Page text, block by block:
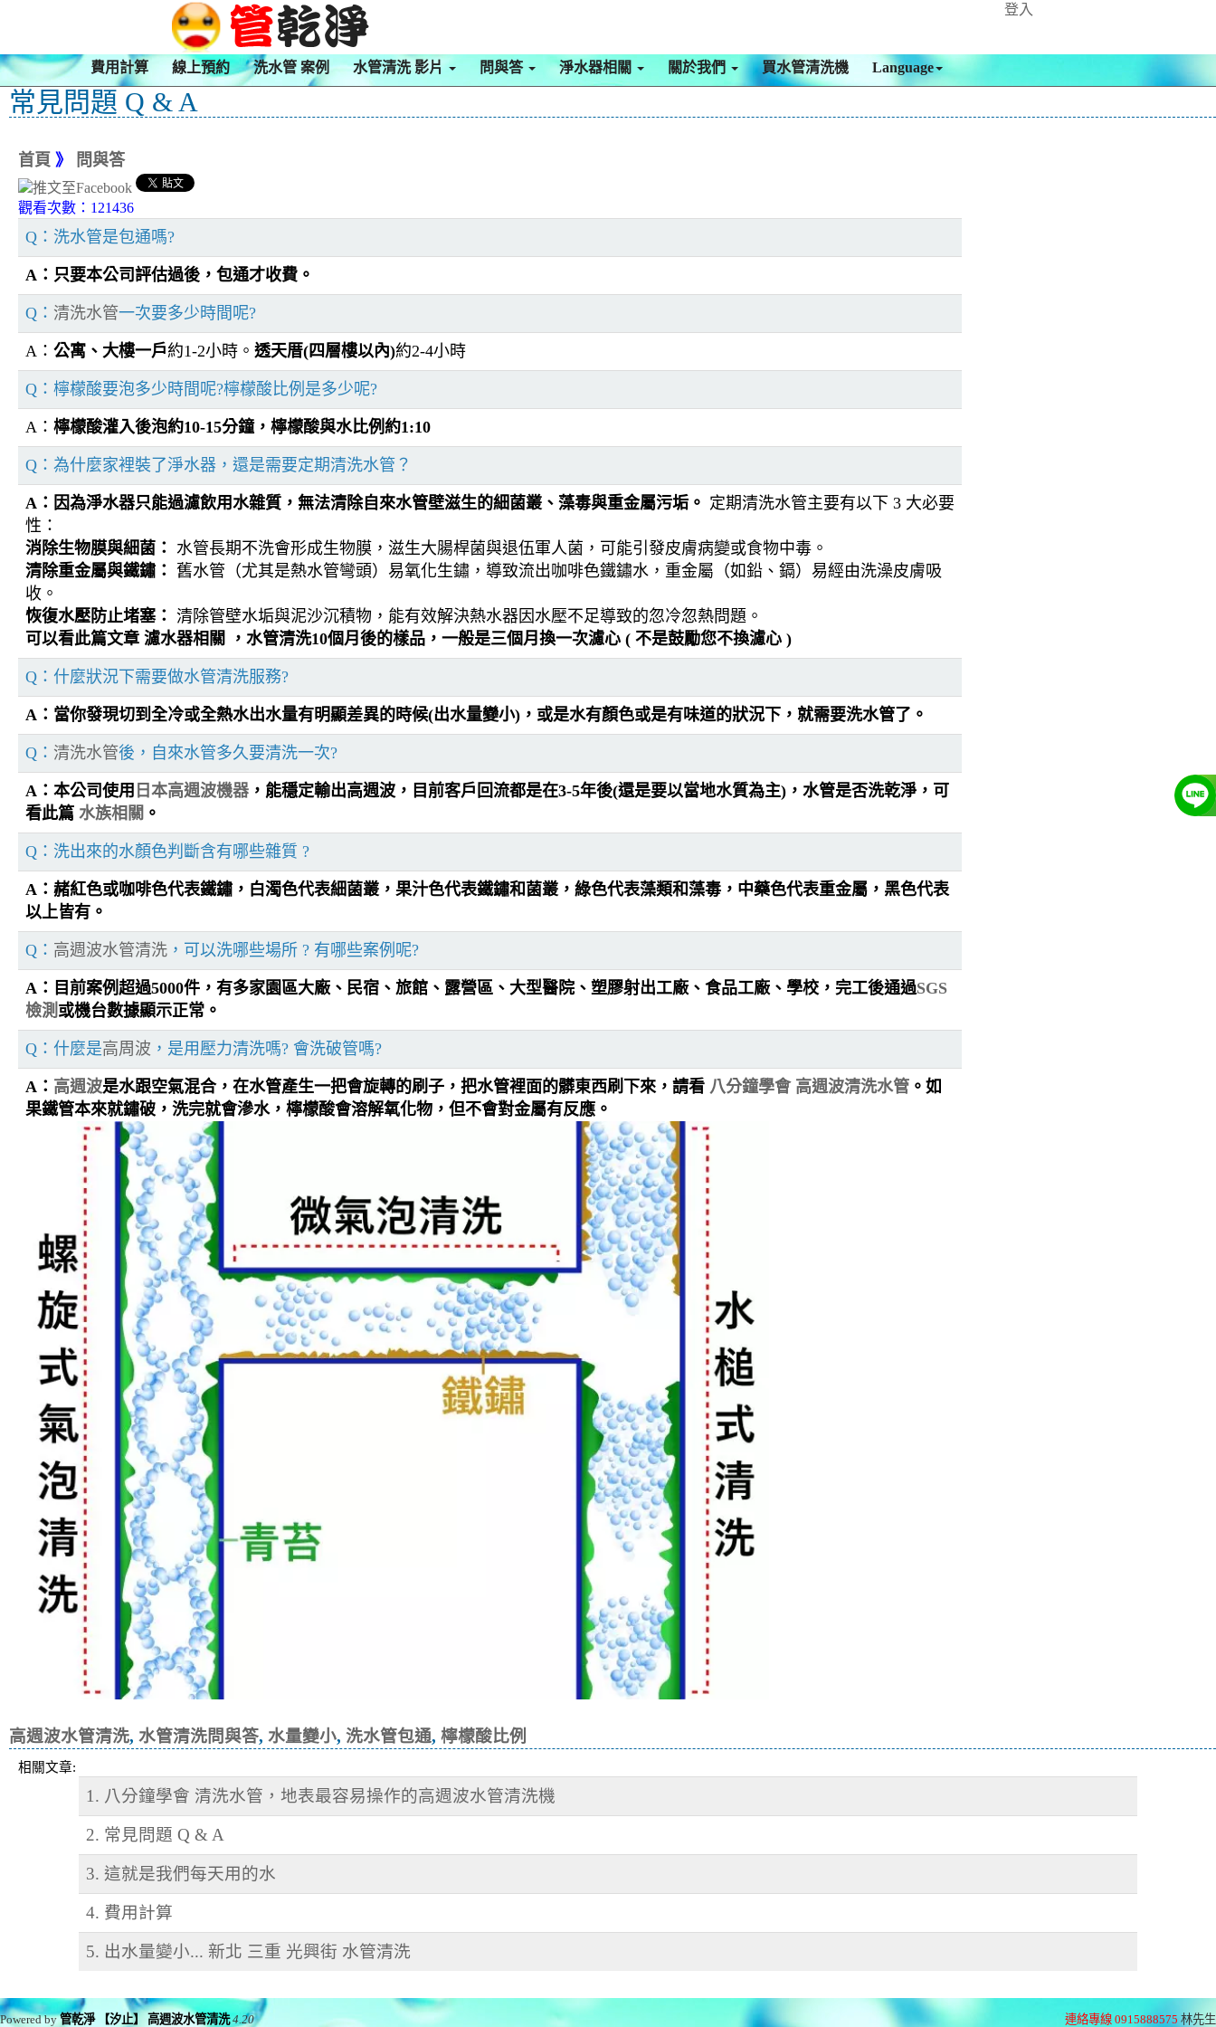
登入
費用計算 線上預約 洗水管 案例 水管清洗 影片 問與答 淨水器相關 關於我們 買水管清洗機 Language
常見問題 Q & A
首頁 》 問與答
觀看次數：121436
Q：洗水管是包通嗎?
A：只要本公司評估過後，包通才收費。
Q： 清洗水管一次要多少時間呢?
A： 公寓、大樓一戶約1-2小時。 透天厝(四層樓以內)約2-4小時
Q：檸檬酸要泡多少時間呢?檸檬酸比例是多少呢?
A： 檸檬酸灌入後泡約10-15分鐘，檸檬酸與水比例約1:10
Q：為什麼家裡裝了淨水器，還是需要定期清洗水管？
A： 因為淨水器只能過濾飲用水雜質，無法清除自來水管壁滋生的細菌叢、藻毒與重金屬污垢。 定期清洗水管主要有以下 3 大必要
性：
消除生物膜與細菌：
水管長期不洗會形成生物膜，滋生大腸桿菌與退伍軍人菌，可能引發皮膚病變或食物中毒。
清除重金屬與鐵鏽：
舊水管（尤其是熱水管彎頭）易氧化生鏽，導致流出咖啡色鐵鏽水，重金屬（如鉛、鎘）易經由洗澡皮膚吸
收。
恢復水壓防止堵塞： 清除管壁水垢與泥沙沉積物，能有效解決熱水器因水壓不足導致的忽冷忽熱問題。
可以看此篇文章 濾水器相關 ，水管清洗10個月後的樣品，一般是三個月換一次濾心 ( 不是鼓勵您不換濾心 )
Q：什麼狀況下需要做水管清洗服務?
A：當你發現切到全冷或全熱水出水量有明顯差異的時候(出水量變小)，或是水有顏色或是有味道的狀況下，就需要洗水管了。
Q： 清洗水管後，自來水管多久要清洗一次?
A：本公司使用 日本高週波機器 ，能穩定輸出高週波，目前客戶回流都是在3-5年後(還是要以當地水質為主)，水管是否洗乾淨，可
看此篇 水族相關 。
Q：洗出來的水顏色判斷含有哪些雜質 ?
A：赭紅色或咖啡色代表鐵鏽，白濁色代表細菌叢，果汁色代表鐵鏽和菌叢，綠色代表藻類和藻毒，中藥色代表重金屬，黑色代表
以上皆有。
Q： 高週波水管清洗 ，可以洗哪些場所 ? 有哪些案例呢?
A：目前案例超過5000件，有多家園區大廠、民宿、旅館、露營區、大型醫院、塑膠射出工廠、食品工廠、學校，完工後通過SGS
檢測 或機台數據顯示正常。
Q：什麼是高周波 ，是用壓力清洗嗎? 會洗破管嗎?
A： 高週波是水跟空氣混合，在水管產生一把會旋轉的刷子，把水管裡面的髒東西刷下來，請看 八分鐘學會 高週波清洗水管 。如
果鐵管本來就鏽破，洗完就會滲水，檸檬酸會溶解氧化物，但不會對金屬有反應。
高週波水管清洗, 水管清洗問與答, 水量變小, 洗水管包通, 檸檬酸比例
相關文章:
1. 八分鐘學會 清洗水管，地表最容易操作的高週波水管清洗機
2. 常見問題 Q & A
3. 這就是我們每天用的水
4. 費用計算
5. 出水量變小... 新北 三重 光興街 水管清洗
連絡專線 0915888575 林先生
Powered by管乾淨 【汐止】 高週波水管清洗 4.20